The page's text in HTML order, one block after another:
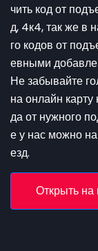
чить код от
д, 4к4, так же в
го кодов от
евными
Не забывайте
на онлайн
да от нужного
е у нас можно
езд.
Открыть на